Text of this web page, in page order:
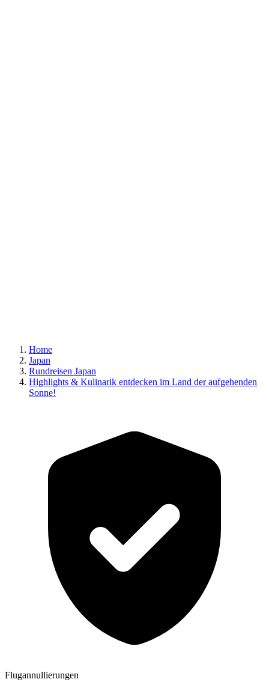
Home
Japan
Rundreisen Japan
Highlights & Kulinarik entdecken im Land der aufgehenden
Sonne!
Flugannullierungen